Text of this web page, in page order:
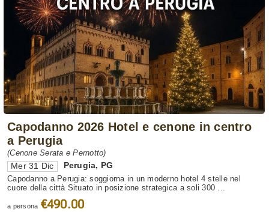
Capodanno 2026 Hotel e cenone in centro
a Perugia
(Cenone Serata e Pernotto)
Mer 31 Dic Perugia, PG
Capodanno a Perugia: soggiorna in un moderno hotel 4 stelle nel
cuore della città Situato in posizione strategica a soli 300 ...
a persona €490.00